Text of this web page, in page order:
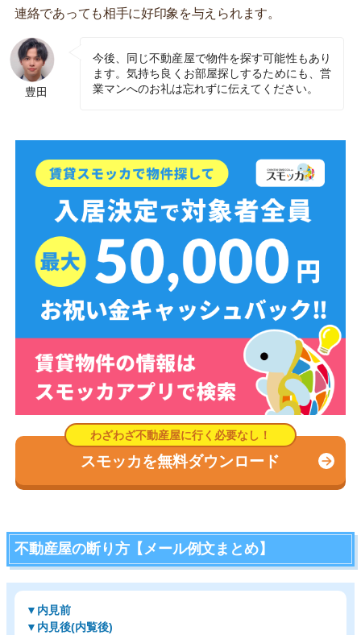
連絡であっても相手に好印象を与えられます。
豊田
今後、同じ不動産屋で物件を探す可能性もあり
ます。気持ち良くお部屋探しするためにも、営
業マンへのお礼は忘れずに伝えてください。
スモッカを無料ダウンロード
不動産屋の断り方【メール例文まとめ】
▼内見前
▼内見後(内覧後)